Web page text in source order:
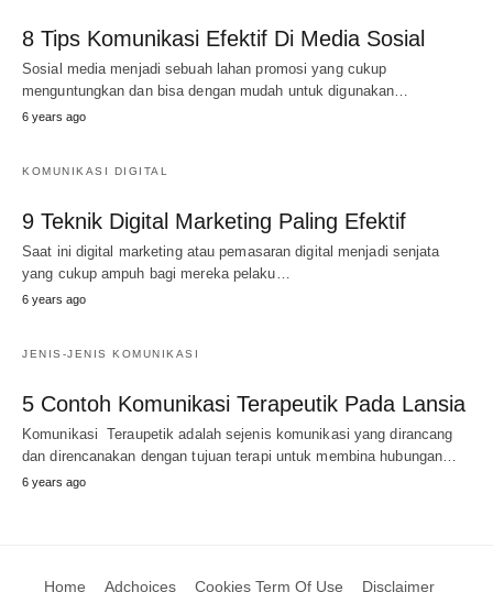
8 Tips Komunikasi Efektif Di Media Sosial
Sosial media menjadi sebuah lahan promosi yang cukup
menguntungkan dan bisa dengan mudah untuk digunakan…
6 years ago
KOMUNIKASI DIGITAL
9 Teknik Digital Marketing Paling Efektif
Saat ini digital marketing atau pemasaran digital menjadi senjata
yang cukup ampuh bagi mereka pelaku…
6 years ago
JENIS-JENIS KOMUNIKASI
5 Contoh Komunikasi Terapeutik Pada Lansia
Komunikasi Teraupetik adalah sejenis komunikasi yang dirancang
dan direncanakan dengan tujuan terapi untuk membina hubungan…
6 years ago
Home Adchoices Cookies Term Of Use Disclaimer